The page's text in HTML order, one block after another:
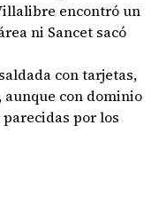
encontró un
ni Sancet sacó
con tarjetas,
con dominio
por los